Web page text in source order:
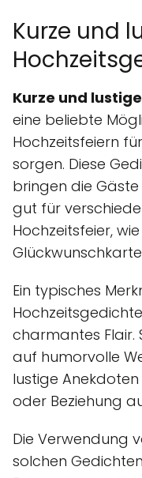
Kurze und
Kurze und
eine beliebte
Hochzeitsfeiern
sorgen. Diese
bringen die Gäste
gut für
Hochzeitsfeier,
Ein typisches
charmantes Flair.
auf humorvolle
lustige
oder Beziehung
Die Verwendung
solchen